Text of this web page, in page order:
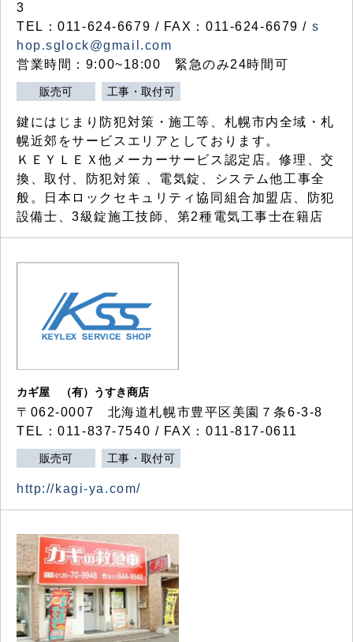
3
TEL：011-624-6679 / FAX：011-624-6679 / s
hop.sglock@gmail.com
営業時間：9:00~18:00 緊急のみ24時間可
販売可 工事・取付可
鍵にはじまり防犯対策・施工等、札幌市内全域・札
幌近郊をサービスエリアとしております。
ＫＥＹＬＥＸ他メーカーサービス認定店。修理、交
換、取付、防犯対策 、電気錠、システム他工事全
般。日本ロックセキュリティ協同組合加盟店、防犯
設備士、3級錠施工技師、第2種電気工事士在籍店
カギ屋 （有）うすき商店
〒062-0007 北海道札幌市豊平区美園７条6-3-8
TEL：011-837-7540 / FAX：011-817-0611
販売可 工事・取付可
http://kagi-ya.com/